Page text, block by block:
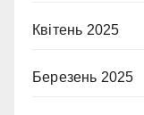
Квітень 2025
Березень 2025